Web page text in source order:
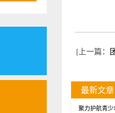
[上一篇：
最新文章
聚力护航青